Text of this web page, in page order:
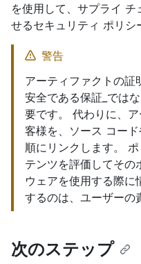
を使用して、サプライ チ
せるセキュリティ ポリシ
警告
アーティファクトの証
安全である保証_では
要です。 代わりに、
客様を、ソース コー
順にリンクします。
テンツを評価してその
ウェアを使用する際
するのは、ユーザーの
次のステップ